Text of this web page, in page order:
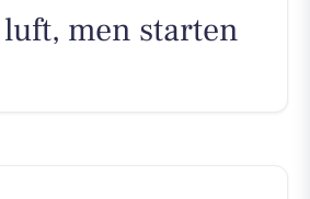
men starten